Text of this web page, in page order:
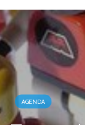
AGENDA